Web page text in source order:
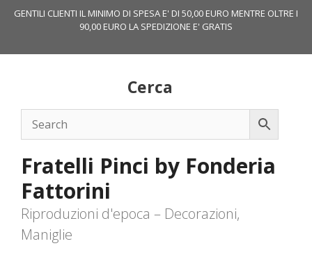
GENTILI CLIENTI IL MINIMO DI SPESA E' DI 50,00 EURO MENTRE OLTRE I
90,00 EURO LA SPEDIZIONE E' GRATIS
Cerca
Fratelli Pinci by Fonderia
Fattorini
Riproduzioni d'epoca – Decorazioni,
Maniglie